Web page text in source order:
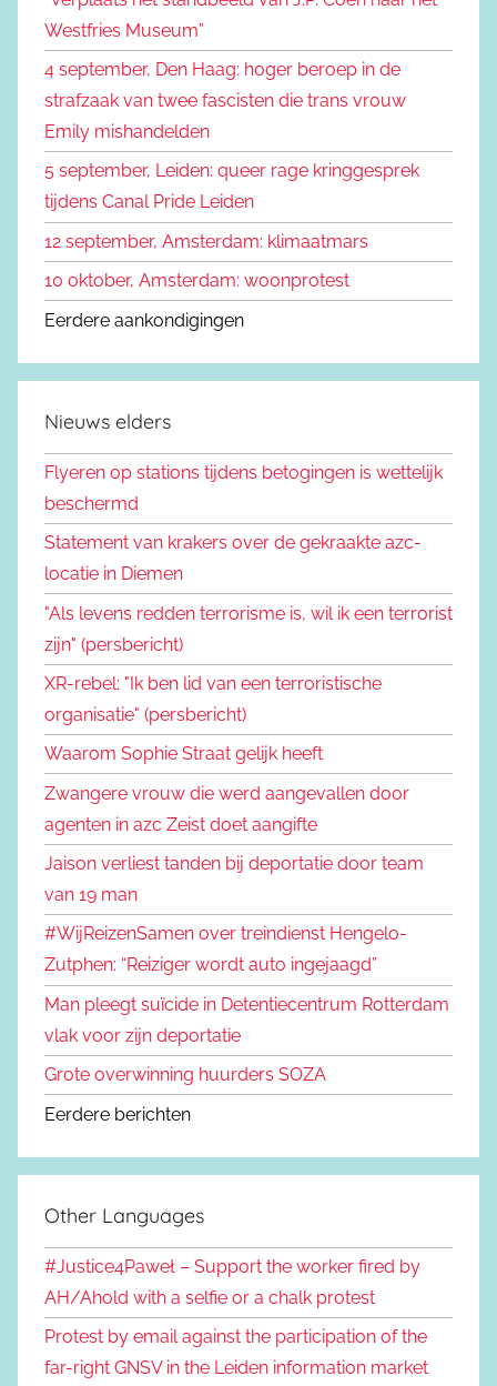
:
Westfries Museum”
4 september, Den Haag: hoger beroep in de
strafzaak van twee fascisten die trans vrouw
Emily mishandelden
5 september, Leiden: queer rage kringgesprek
tijdens Canal Pride Leiden
12 september, Amsterdam: klimaatmars
10 oktober, Amsterdam: woonprotest
Eerdere aankondigingen
Nieuws elders
Flyeren op stations tijdens betogingen is wettelijk
beschermd
Statement van krakers over de gekraakte azc-
locatie in Diemen
"Als levens redden terrorisme is, wil ik een terrorist
zijn" (persbericht)
XR-rebel: "Ik ben lid van een terroristische
organisatie" (persbericht)
Waarom Sophie Straat gelijk heeft
Zwangere vrouw die werd aangevallen door
agenten in azc Zeist doet aangifte
Jaison verliest tanden bij deportatie door team
van 19 man
#WijReizenSamen over treindienst Hengelo-
Zutphen: “Reiziger wordt auto ingejaagd”
Man pleegt suïcide in Detentiecentrum Rotterdam
vlak voor zijn deportatie
Grote overwinning huurders SOZA
Eerdere berichten
Other Languages
#Justice4Paweł – Support the worker fired by
AH/Ahold with a selfie or a chalk protest
Protest by email against the participation of the
far-right GNSV in the Leiden information market